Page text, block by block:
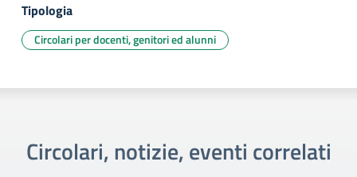
Tipologia
Circolari per docenti, genitori ed alunni
Circolari, notizie, eventi correlati